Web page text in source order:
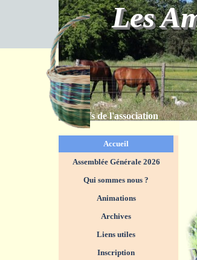
Aller au contenu Les
Objectifs de l'association
Sauter le menu
Accueil
Assemblée Générale 2026
Qui sommes nous ?
Animations
Archives
Liens utiles
Inscription